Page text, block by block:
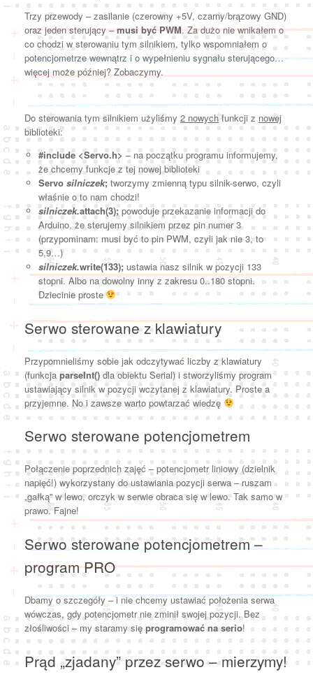
Trzy przewody – zasilanie (czerowny +5V, czarny/brązowy GND)
oraz jeden sterujący –musi być PWM. Za dużo nie wnikałem o
co chodzi w sterowaniu tym silnikiem, tylko wspomniałem o
potencjometrze wewnątrz i o wypełnieniu sygnału sterującego…
więcej może później? Zobaczymy.
Do sterowania tym silnikiem użyliśmy 2 nowychfunkcji z nowej
biblioteki:
#include <Servo.h> – na początku programu informujemy,
że chcemy funkcje z tej nowej biblioteki
Servo silniczek; tworzymy zmienną typu silnik-serwo, czyli
właśnie o to nam chodzi!
silniczek.attach(3);powoduje przekazanie informacji do
Arduino, że sterujemy silnikiem przez pin numer 3
(przypominam: musi być to pin PWM, czyli jak nie 3, to
5,9…)
silniczek.write(133); ustawia nasz silnik w pozycji 133
stopni. Albo na dowolny inny z zakresu 0..180 stopni.
Dziecinie proste
Serwo sterowane z klawiatury
Przypomnieliśmy sobie jak odczytywać liczby z klawiatury
(funkcja parseInt() dla obiektu Serial) i stworzyliśmy program
ustawiający silnik w pozycji wczytanej z klawiatury. Proste a
przyjemne. No i zawsze warto powtarzać wiedzę
Serwo sterowane potencjometrem
Połączenie poprzednich zajęć – potencjometr liniowy (dzielnik
napięć!) wykorzystany do ustawiania pozycji serwa – ruszam
„gałką” w lewo, orczyk w serwie obraca się w lewo. Tak samo w
prawo. Fajne!
Serwo sterowane potencjometrem –
program PRO
Dbamy o szczegóły – i nie chcemy ustawiać położenia serwa
wówczas, gdy potencjometr nie zminił swojej pozycji. Bez
złośliwości – my staramy się programować na serio!
Prąd „zjadany” przez serwo – mierzymy!